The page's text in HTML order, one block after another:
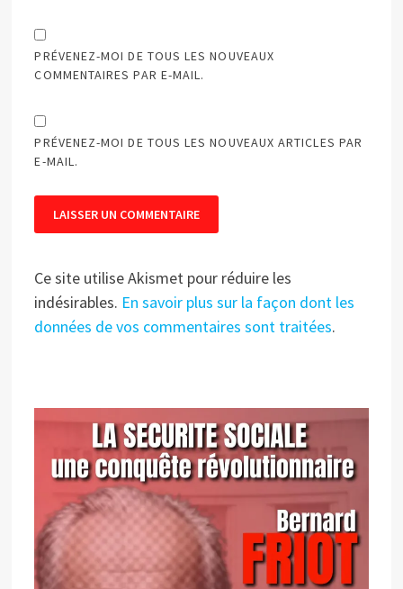
PRÉVENEZ-MOI DE TOUS LES NOUVEAUX
COMMENTAIRES PAR E-MAIL.
PRÉVENEZ-MOI DE TOUS LES NOUVEAUX ARTICLES PAR
E-MAIL.
Ce site utilise Akismet pour réduire les
indésirables. En savoir plus sur la façon dont les
données de vos commentaires sont traitées.